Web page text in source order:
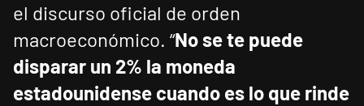
el discurso oficial de orden
macroeconómico. “No se te puede
disparar un 2% la moneda
estadounidense cuando es lo que rinde